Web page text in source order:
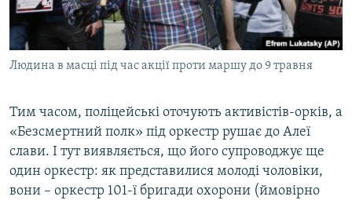
Людина в масці під час акції проти маршу до 9 травня
​Тим часом, поліцейські оточують активістів-орків, а
«Безсмертний полк» під оркестр рушає до Алеї
слави. І тут виявляється, що його супроводжує ще
один оркестр: як представилися молоді чоловіки,
вони – оркестр 101-ї бригади охорони (ймовірно